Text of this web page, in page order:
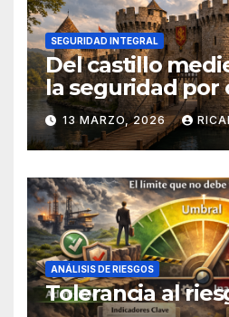
SEGURIDAD INTEGRAL
Del castillo
la seguridad por
13 MARZO, 2026
ANÁLISIS DE RIESGOS
Tolerancia al